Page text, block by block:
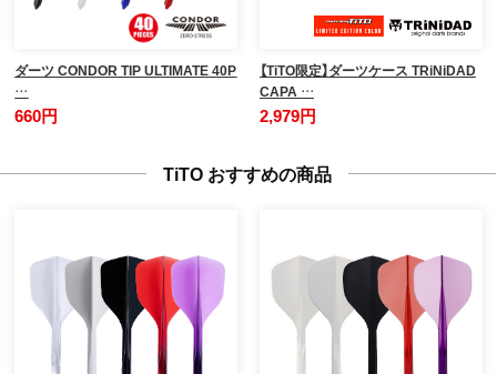
ダーツ CONDOR TIP ULTIMATE 40P
…
660円
【TiTO限定】ダーツケース TRiNiDAD
CAPA …
2,979円
TiTO おすすめの商品